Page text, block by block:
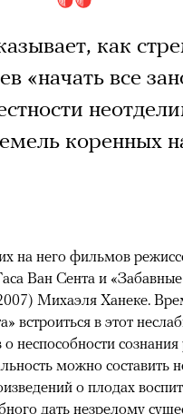
как
«начать все
коренных
на него фильмов
Ван Сента и
Михаэля Ханеке.
встроиться в этот
неспособности сознания
можно составить
о плодах
дать незрелому